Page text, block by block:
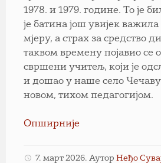
1978. и 1979. године. То је
је батина још увијек
мјеру, а страх за средство
таквом времену појавио се
свршени учитељ, који је
и дошао у наше село
новом, тихом педагогијом.
Опширније
7. март 2026. Аутор Неђо